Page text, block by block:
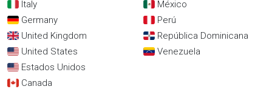
Italy
Germany
United Kingdom
United States
Estados Unidos
Canada
México
Perú
República Dominicana
Venezuela